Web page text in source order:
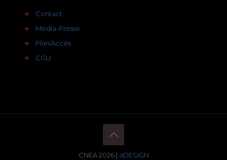
→
Contact
→
Media-Presse
→
Plan/Accès
→
CGU
CNEA 2026 | aDESIGN